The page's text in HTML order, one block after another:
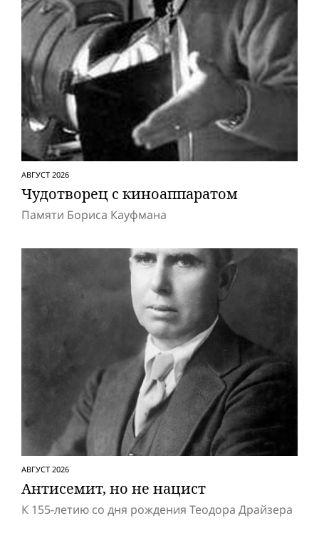
АВГУСТ 2026
Чудотворец с киноаппаратом
Памяти Бориса Кауфмана
АВГУСТ 2026
Антисемит, но не нацист
К 155-летию со дня рождения Теодора Драйзера